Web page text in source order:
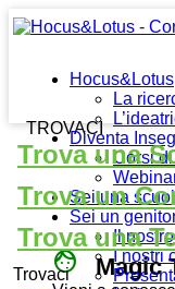
Hocus&Lotus
La
Diventa
Corsi
Sei una
Sei un
Il
I nostri
TROVACI
Trova una
Trova un
Trova una
Trovaci
face Magic